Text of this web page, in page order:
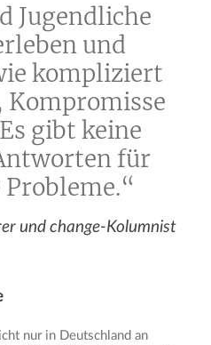
Jugendliche
und
kompliziert
Kompromisse
gibt keine
für
und change-Kolumnist
nur in Deutschland an